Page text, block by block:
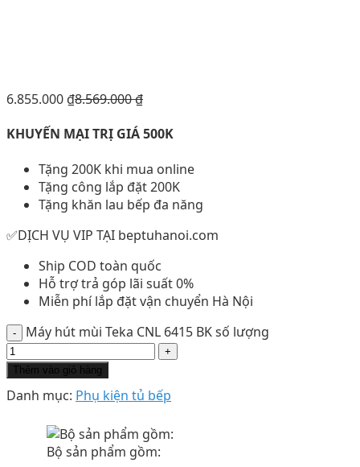
6.855.000 ₫8.569.000₫
KHUYẾN MẠI TRỊ GIÁ 500K
Tặng 200K khi mua online
Tặng công lắp đặt 200K
Tặng khăn lau bếp đa năng
✅DỊCH VỤ VIP TẠI beptuhanoi.com
Ship COD toàn quốc
Hỗ trợ trả góp lãi suất 0%
Miễn phí lắp đặt vận chuyển Hà Nội
Máy hút mùi Teka CNL 6415 BK số lượng
Thêm vào giỏ hàng
Danh mục: Phụ kiện tủ bếp
Bộ sản phẩm gồm: